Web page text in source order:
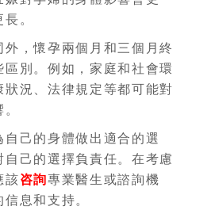
。
外，懷孕兩個月和三個月終
區別。例如，家庭和社會環
況、法律規定等都可能對
己的身體做出適合的選
己的選擇負責任。在考慮
該咨詢專業醫生或諮詢機
息和支持。